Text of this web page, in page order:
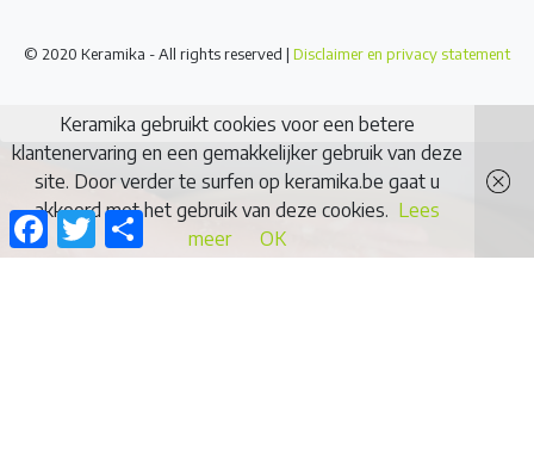
© 2020 Keramika - All rights reserved | Disclaimer en privacy statement
FacebookTwitterDelen
Keramika gebruikt cookies voor een betere
klantenervaring en een gemakkelijker gebruik van deze
site. Door verder te surfen op keramika.be gaat u
akkoord met het gebruik van deze cookies. Lees
meer
OK